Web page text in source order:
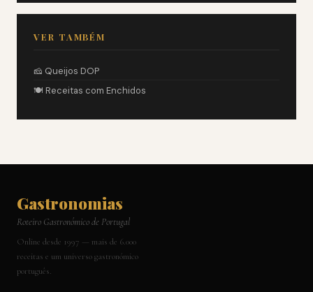
VER TAMBÉM
🧀 Queijos DOP
🍽️ Receitas com Enchidos
Gastronomias
Roteiro Gastronómico de Portugal
Online desde 1997 — mais de 6.000
receitas e um universo gastronómico
português.